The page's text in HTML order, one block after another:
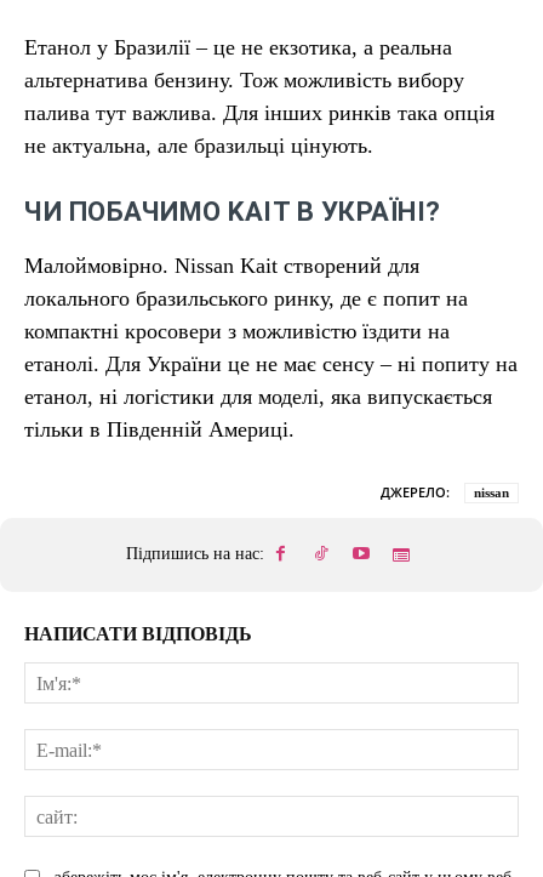
Етанол у Бразилії – це не екзотика, а реальна
альтернатива бензину. Тож можливість вибору
палива тут важлива. Для інших ринків така опція
не актуальна, але бразильці цінують.
ЧИ ПОБАЧИМО KAIT В УКРАЇНІ?
Малоймовірно. Nissan Kait створений для
локального бразильського ринку, де є попит на
компактні кросовери з можливістю їздити на
етанолі. Для України це не має сенсу – ні попиту на
етанол, ні логістики для моделі, яка випускається
тільки в Південній Америці.
ДЖЕРЕЛО: nissan
Підпишись на нас:
НАПИСАТИ ВІДПОВІДЬ